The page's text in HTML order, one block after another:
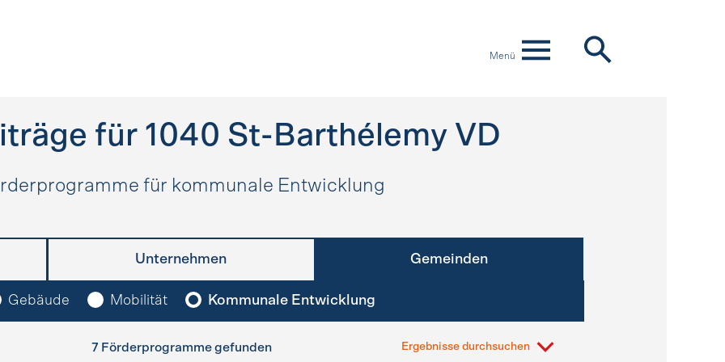
Menü
für 1040 St-Barthélemy VD
für kommunale Entwicklung
Unternehmen Gemeinden
Gebäude Mobilität Kommunale Entwicklung
7 Förderprogramme gefunden Ergebnisse durchsuchen